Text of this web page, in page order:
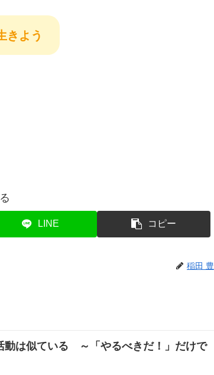
きよう
LINE コピー
稲田 豊
動は似ている ～「やるべきだ！」だけで